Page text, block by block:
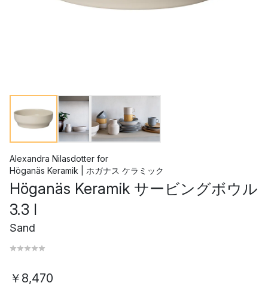
Alexandra Nilasdotter for
Höganäs Keramik | ホガナス ケラミック
Höganäs Keramik サービングボウル
3.3 l
Sand
￥8,470